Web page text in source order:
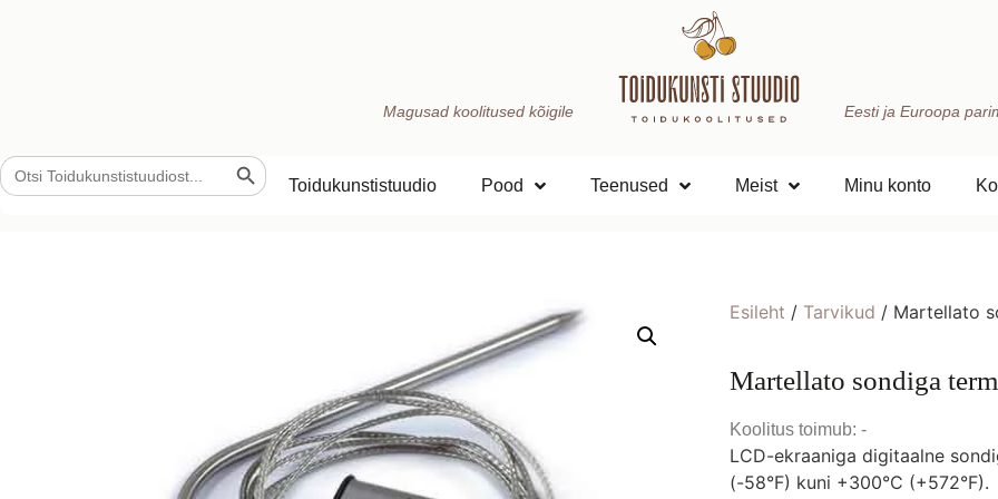
Magusad koolitused kõigile Eesti ja Euroopa
Search
for:
Search Button
Toidukunstistuudio Pood Teenused Meist Minu konto
Esileht / Tarvikud / Martellato
Martellato sondiga
Koolitus toimub: -
LCD-ekraaniga digitaalne
(-58°F) kuni +300°C (+572°F).